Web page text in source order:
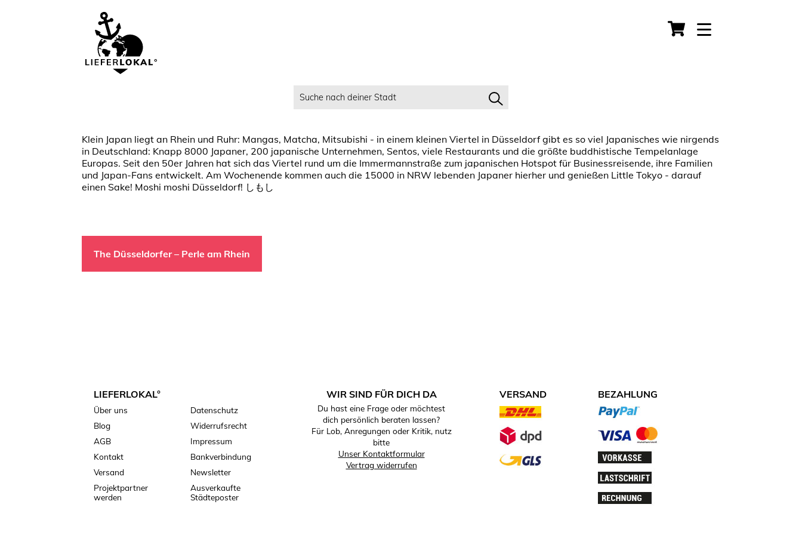
Klein Japan liegt an Rhein und Ruhr: Mangas, Matcha, Mitsubishi - in einem kleinen Viertel in Düsseldorf gibt es so viel Japanisches wie nirgends
in Deutschland: Knapp 8000 Japaner, 200 japanische Unternehmen, Sentos, viele Restaurants und die größte buddhistische Tempelanlage
Europas. Seit den 50er Jahren hat sich das Viertel rund um die Immermannstraße zum japanischen Hotspot für Businessreisende, ihre Familien
und Japan-Fans entwickelt. Am Wochenende kommen auch die 15000 in NRW lebenden Japaner hierher und genießen Little Tokyo - darauf
einen Sake! Moshi moshi Düsseldorf! しもし
The Düsseldorfer – Perle am Rhein
LIEFERLOKAL°
Über uns
Datenschutz
Blog
Widerrufsrecht
AGB
Impressum
Kontakt
Bankverbindung
Versand
Newsletter
Projektpartner
werden
Ausverkaufte
Städteposter
WIR SIND FÜR DICH DA
Du hast eine Frage oder möchtest
dich persönlich beraten lassen?
Für Lob, Anregungen oder Kritik, nutz
bitte
Unser Kontaktformular
Vertrag widerrufen
VERSAND
VERSANDARTEN.JPG
BEZAHLUNG
ZAHLUNGSARTEN.JPG